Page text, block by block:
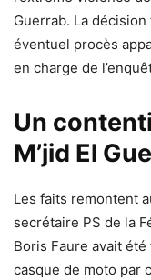
Guerrab. La
éventuel procès
en charge de
Un
M’jid El
Les faits remontent
secrétaire PS de la
Boris Faure avait
casque de moto par